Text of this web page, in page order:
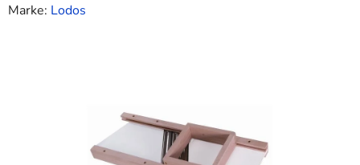
durchschnittliche
Marke: Lodos